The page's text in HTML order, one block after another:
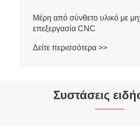
Μέρη από σύνθετο υλικό με
επεξεργασία CNC
Δείτε περισσότερα >>
Συστάσεις